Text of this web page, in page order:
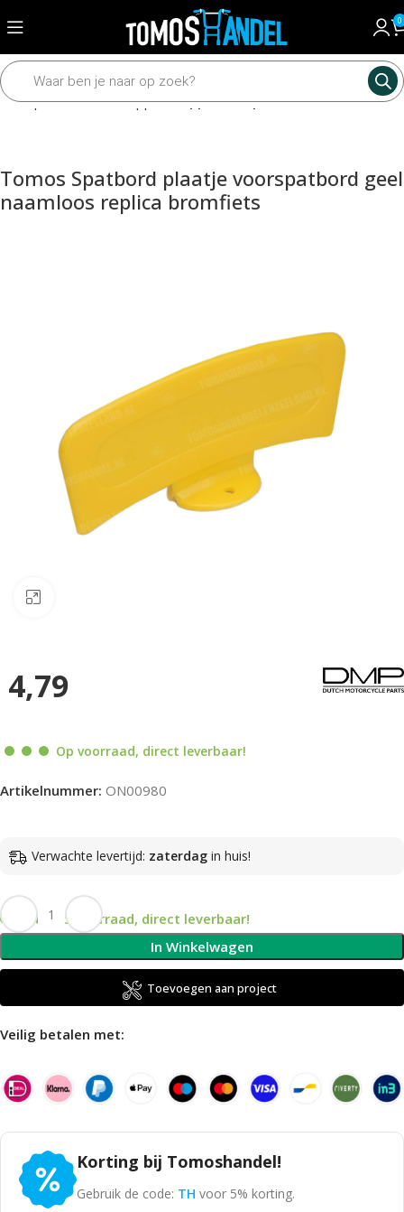
0
Spatborden en kappen Kappen en spatborden toebehoren
Tomos Spatbord plaatje voorspatbord geel
naamloos replica bromfiets
4,79
Op voorraad, direct leverbaar!
Artikelnummer: ON00980
Verwachte levertijd: zaterdag in huis!
Op voorraad, direct leverbaar!
In Winkelwagen
Toevoegen aan project
Veilig betalen met:
Korting bij Tomoshandel!
Gebruik de code: TH voor 5% korting.